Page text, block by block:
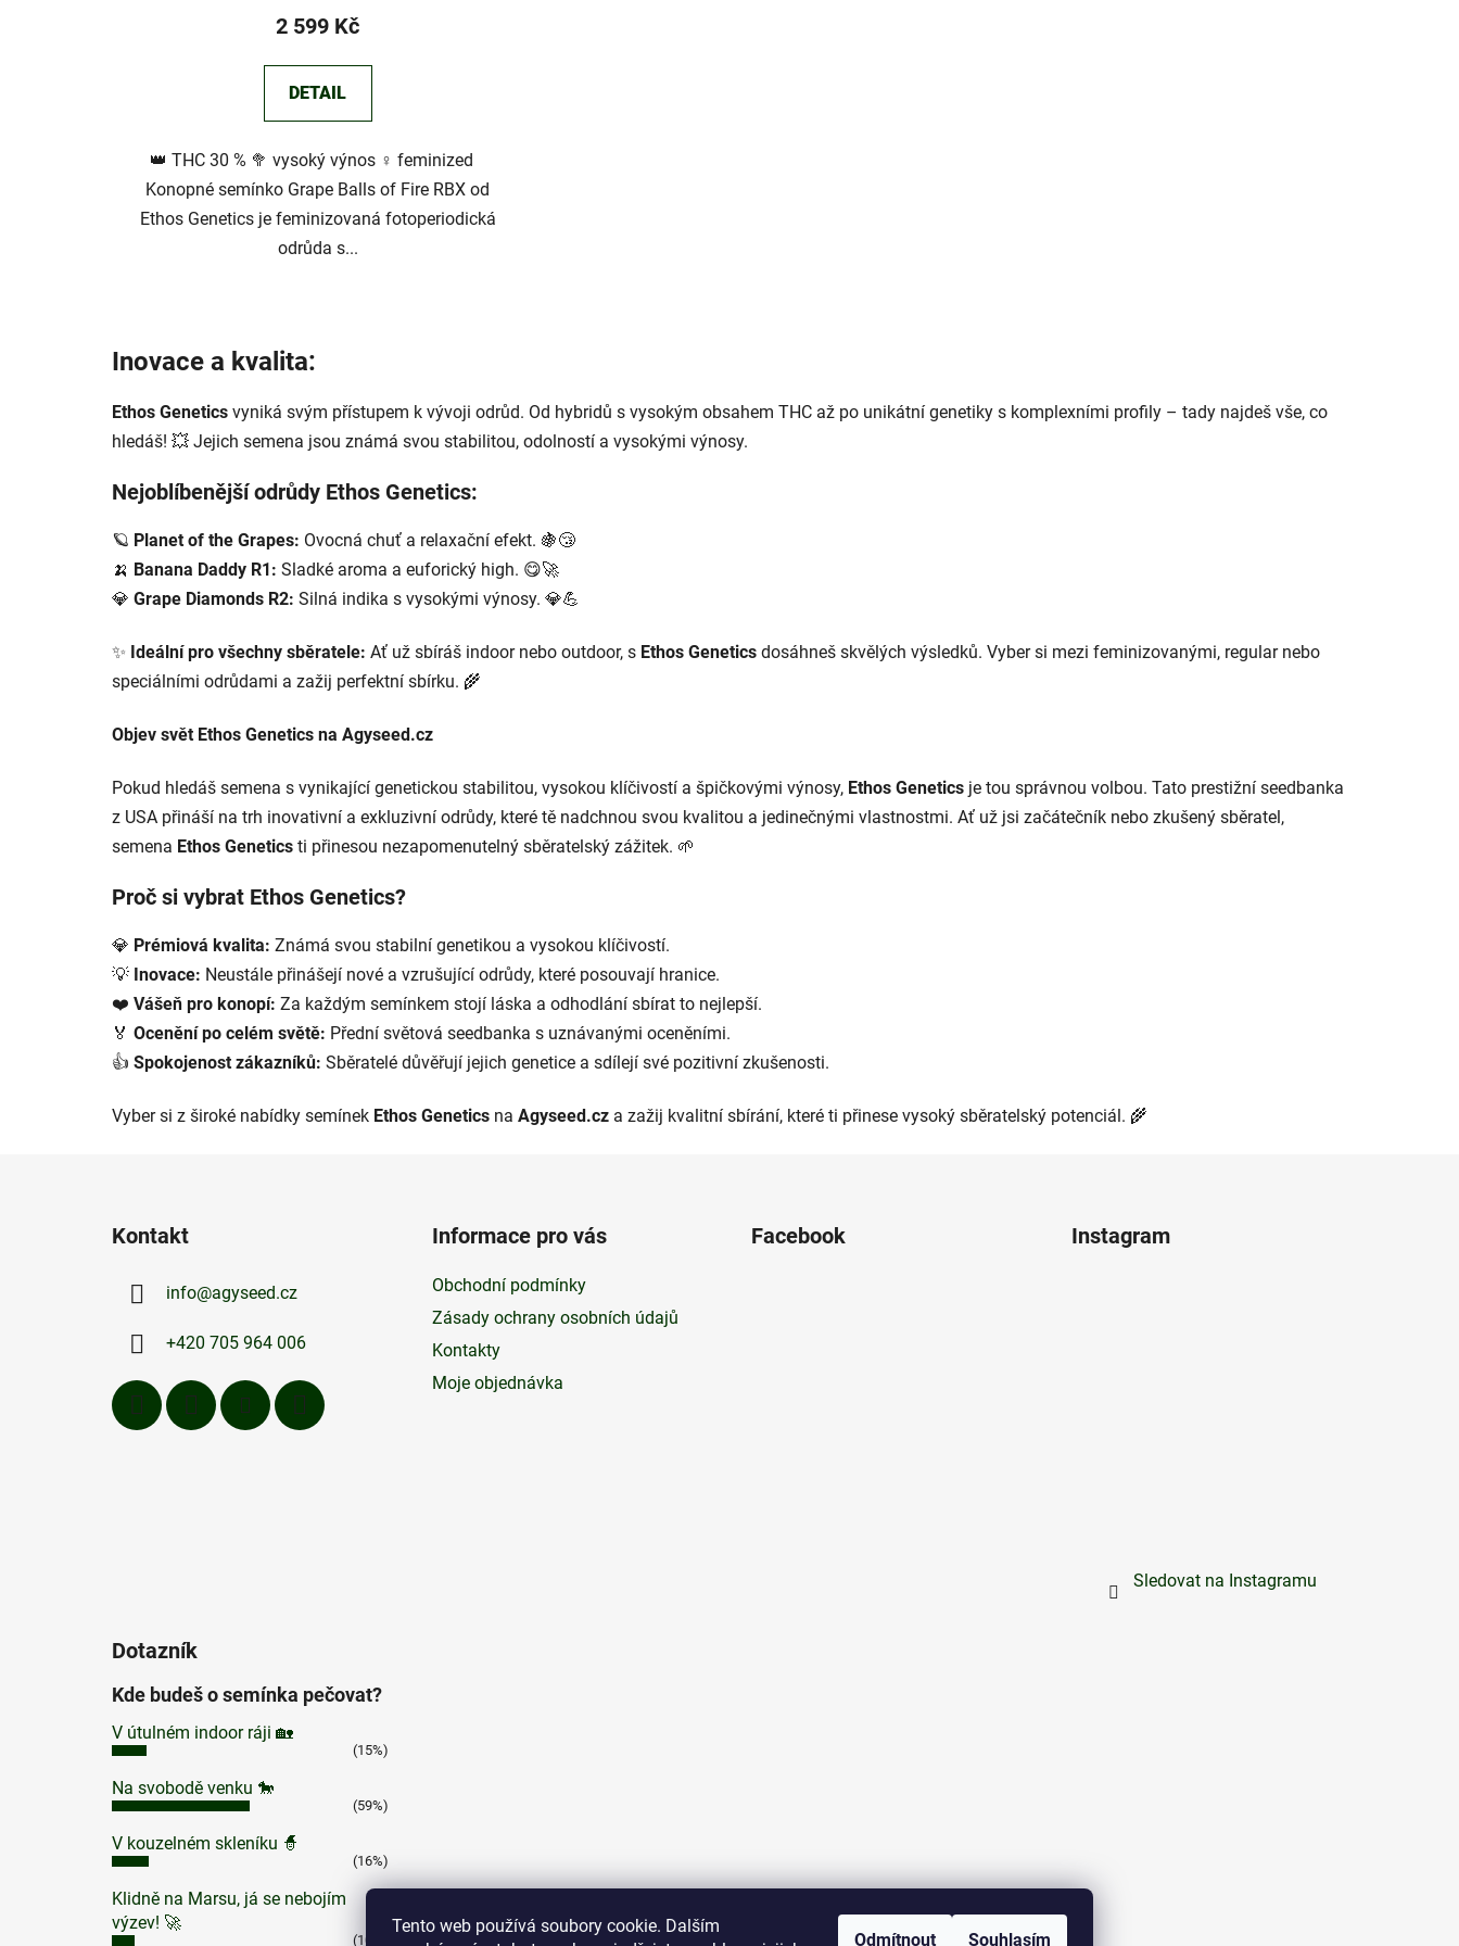
Tento web používá soubory cookie. Dalším
Odmítnout Souhlasím
2 599 Kč
DETAIL
👑 THC 30 % 🥦 vysoký výnos ♀️ feminized
Konopné semínko Grape Balls of Fire RBX od
Ethos Genetics je feminizovaná fotoperiodická
odrůda s...
d
a
ý
Inovace a kvalita:
Ethos Genetics vyniká svým přístupem k vývoji odrůd. Od hybridů s vysokým obsahem THC až po unikátní genetiky s komplexními profily – tady najdeš vše, co
hledáš! 💥 Jejich semena jsou známá svou stabilitou, odolností a vysokými výnosy.
Nejoblíbenější odrůdy Ethos Genetics:
🪐 Planet of the Grapes: Ovocná chuť a relaxační efekt. 🍇😴
🍌 Banana Daddy R1: Sladké aroma a euforický high. 😋🚀
💎 Grape Diamonds R2: Silná indika s vysokými výnosy. 💎💪
✨ Ideální pro všechny sběratele: Ať už sbíráš indoor nebo outdoor, s Ethos Genetics dosáhneš skvělých výsledků. Vyber si mezi feminizovanými, regular nebo
speciálními odrůdami a zažij perfektní sbírku. 🌾
Objev svět Ethos Genetics na Agyseed.cz
Pokud hledáš semena s vynikající genetickou stabilitou, vysokou klíčivostí a špičkovými výnosy, Ethos Genetics je tou správnou volbou. Tato prestižní seedbanka
z USA přináší na trh inovativní a exkluzivní odrůdy, které tě nadchnou svou kvalitou a jedinečnými vlastnostmi. Ať už jsi začátečník nebo zkušený sběratel,
semena Ethos Genetics ti přinesou nezapomenutelný sběratelský zážitek. 🌱
Proč si vybrat Ethos Genetics?
💎 Prémiová kvalita: Známá svou stabilní genetikou a vysokou klíčivostí.
💡 Inovace: Neustále přinášejí nové a vzrušující odrůdy, které posouvají hranice.
❤️ Vášeň pro konopí: Za každým semínkem stojí láska a odhodlání sbírat to nejlepší.
🏅 Ocenění po celém světě: Přední světová seedbanka s uznávanými oceněními.
👍 Spokojenost zákazníků: Sběratelé důvěřují jejich genetice a sdílejí své pozitivní zkušenosti.
Vyber si z široké nabídky semínek Ethos Genetics na Agyseed.cz a zažij kvalitní sbírání, které ti přinese vysoký sběratelský potenciál. 🌾
Kontakt
info@agyseed.cz
+420 705 964 006
Informace pro vás
Obchodní podmínky
Zásady ochrany osobních údajů
Kontakty
Moje objednávka
Facebook Instagram
Sledovat na Instagramu
Dotazník
Kde budeš o semínka pečovat?
V útulném indoor ráji 🏡
(15%)
Na svobodě venku 🐎
(59%)
V kouzelném skleníku 🧙
(16%)
Klidně na Marsu, já se nebojím
výzev! 🚀
(10%)